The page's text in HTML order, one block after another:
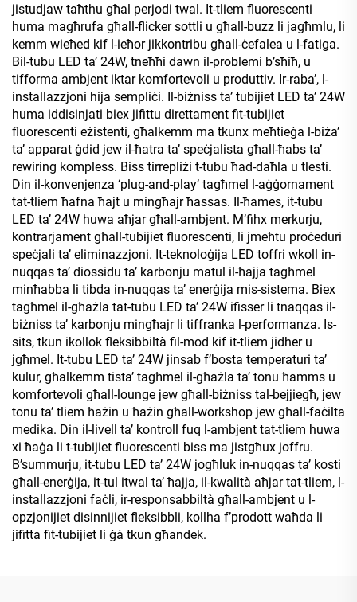
jistudjaw taħthu għal perjodi twal. It-tliem fluorescenti
huma magħrufa għall-flicker sottli u għall-buzz li jagħmlu, li
kemm wieħed kif l-ieħor jikkontribu għall-ċefalea u l-fatiga.
Bil-tubu LED ta’ 24W, tneħħi dawn il-problemi b’sħiħ, u
tifforma ambjent iktar komfortevoli u produttiv. Ir-raba’, l-
installazzjoni hija sempliċi. Il-biżniss ta’ tubijiet LED ta’ 24W
huma iddisinjati biex jifittu direttament fit-tubijiet
fluorescenti eżistenti, għalkemm ma tkunx meħtieġa l-biża’
ta’ apparat ġdid jew il-ħatra ta’ speċjalista għall-ħabs ta’
rewiring kompless. Biss tirrepliżi t-tubu ħad-daħla u tlesti.
Din il-konvenjenza ‘plug-and-play’ tagħmel l-aġġornament
tat-tliem ħafna ħajt u mingħajr ħassas. Il-ħames, it-tubu
LED ta’ 24W huwa aħjar għall-ambjent. M’fihx merkurju,
kontrarjament għall-tubijiet fluorescenti, li jmeħtu proċeduri
speċjali ta’ eliminazzjoni. It-teknoloġija LED toffri wkoll in-
nuqqas ta’ diossidu ta’ karbonju matul il-ħajja tagħmel
minħabba li tibda in-nuqqas ta’ enerġija mis-sistema. Biex
tagħmel il-għażla tat-tubu LED ta’ 24W ifisser li tnaqqas il-
biżniss ta’ karbonju mingħajr li tiffranka l-performanza. Is-
sits, tkun ikollok fleksibbiltà fil-mod kif it-tliem jidher u
jgħmel. It-tubu LED ta’ 24W jinsab f’bosta temperaturi ta’
kulur, għalkemm tista’ tagħmel il-għażla ta’ tonu ħamms u
komfortevoli għall-lounge jew għall-biżniss tal-bejjiegħ, jew
tonu ta’ tliem ħażin u ħażin għall-workshop jew għall-faċilta
medika. Din il-livell ta’ kontroll fuq l-ambjent tat-tliem huwa
xi ħaġa li t-tubijiet fluorescenti biss ma jistgħux joffru.
B’summurju, it-tubu LED ta’ 24W jogħluk in-nuqqas ta’ kosti
għall-enerġija, it-tul itwal ta’ ħajja, il-kwalità aħjar tat-tliem, l-
installazzjoni faċli, ir-responsabbiltà għall-ambjent u l-
opzjonijiet disinnijiet fleksibbli, kollha f’prodott waħda li
jifitta fit-tubijiet li ġà tkun għandek.